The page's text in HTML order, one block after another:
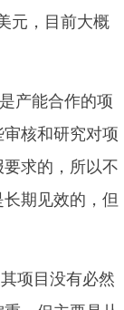
元，目前大概
产能合作的项
核和研究对项
求的，所以不
期见效的，但
项目没有必然